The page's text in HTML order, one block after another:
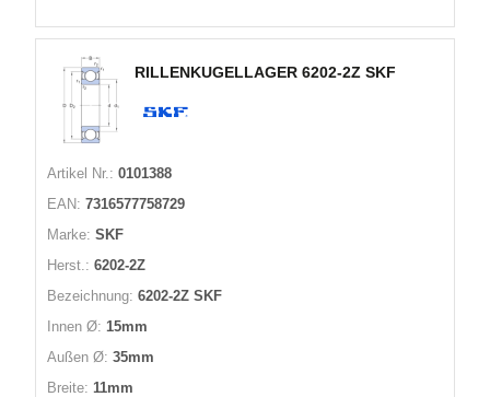
RILLENKUGELLAGER 6202-2Z SKF
Artikel Nr.: 0101388
EAN: 7316577758729
Marke: SKF
Herst.: 6202-2Z
Bezeichnung: 6202-2Z SKF
Innen Ø: 15mm
Außen Ø: 35mm
Breite: 11mm